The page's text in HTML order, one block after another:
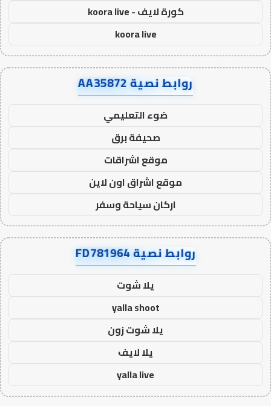
كورة لايف - koora live
koora live
روابط نصية AA35872
ضوء التعليمي
صحيفة برق
موقع اشراقات
موقع اشراق اون لاين
اركان سياحة وسفر
روابط نصية FD781964
يلا شوت
yalla shoot
يلا شوت زون
يلا لايف
yalla live